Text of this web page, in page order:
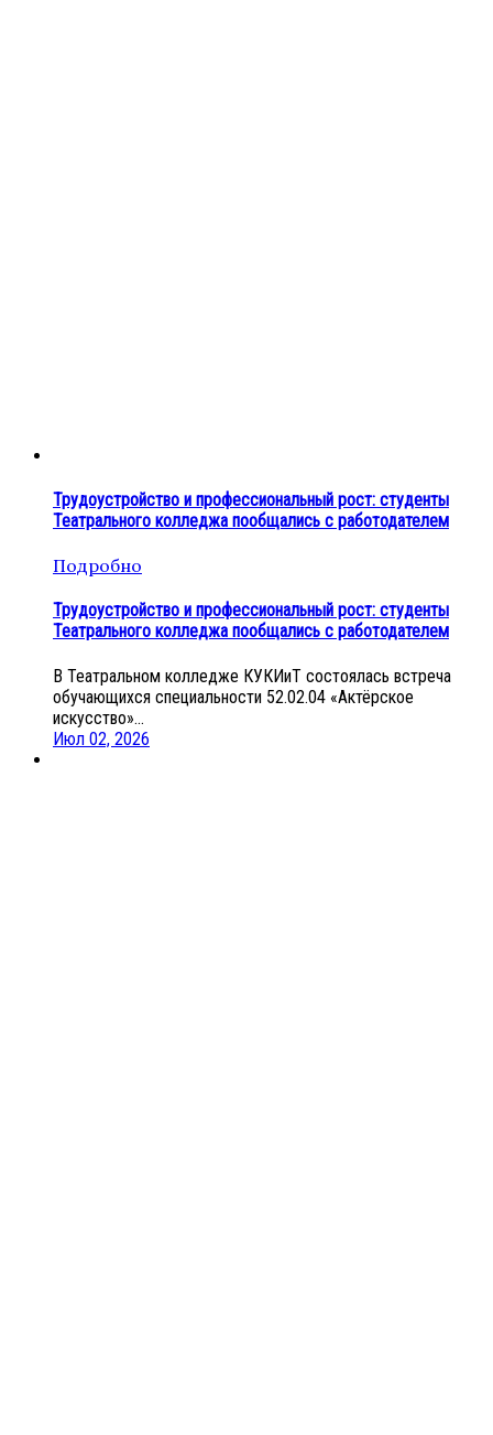
Трудоустройство и профессиональный рост: студенты
Театрального колледжа пообщались с работодателем
Подробно
Трудоустройство и профессиональный рост: студенты
Театрального колледжа пообщались с работодателем
В Театральном колледже КУКИиТ состоялась встреча
обучающихся специальности 52.02.04 «Актёрское
искусство»...
Июл 02, 2026